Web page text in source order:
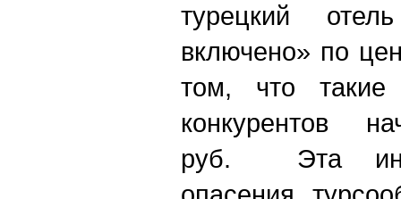
турецкий
включено» по
том, что
конкурентов
руб. Эта